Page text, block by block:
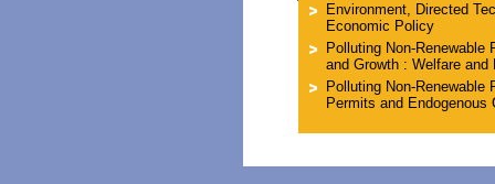
Environment, Directed
Economic Policy
Polluting Non-Renewable
and Growth : Welfare
Polluting Non-Renewable
Permits and Endogenous